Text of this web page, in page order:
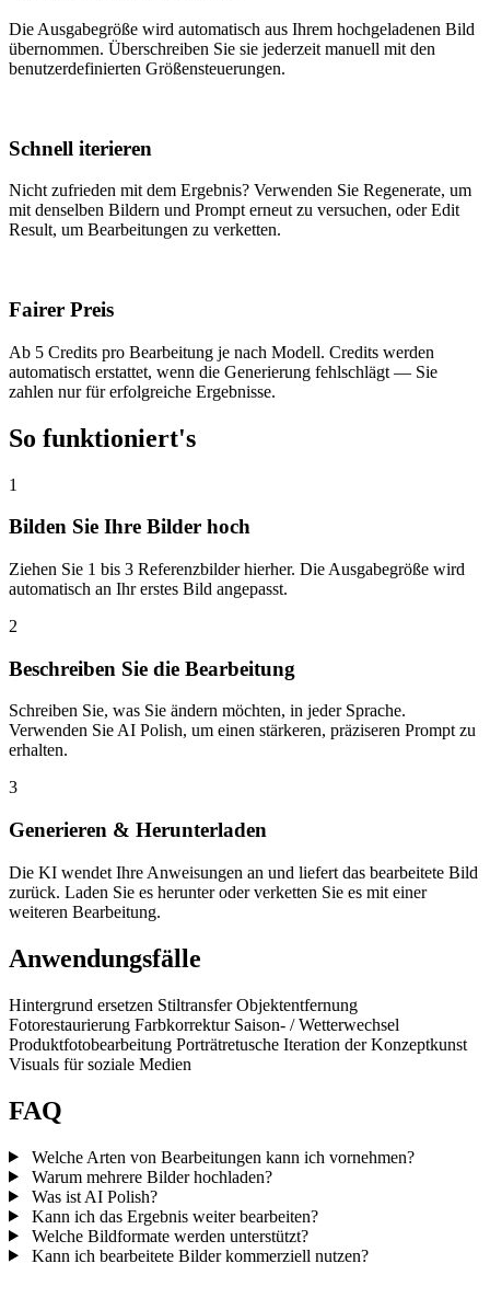
Die Ausgabegröße wird automatisch aus Ihrem hochgeladenen Bild
übernommen. Überschreiben Sie sie jederzeit manuell mit den
benutzerdefinierten Größensteuerungen.
Schnell iterieren
Nicht zufrieden mit dem Ergebnis? Verwenden Sie Regenerate, um
mit denselben Bildern und Prompt erneut zu versuchen, oder Edit
Result, um Bearbeitungen zu verketten.
Fairer Preis
Ab 5 Credits pro Bearbeitung je nach Modell. Credits werden
automatisch erstattet, wenn die Generierung fehlschlägt — Sie
zahlen nur für erfolgreiche Ergebnisse.
So funktioniert's
1
Bilden Sie Ihre Bilder hoch
Ziehen Sie 1 bis 3 Referenzbilder hierher. Die Ausgabegröße wird
automatisch an Ihr erstes Bild angepasst.
2
Beschreiben Sie die Bearbeitung
Schreiben Sie, was Sie ändern möchten, in jeder Sprache.
Verwenden Sie AI Polish, um einen stärkeren, präziseren Prompt zu
erhalten.
3
Generieren & Herunterladen
Die KI wendet Ihre Anweisungen an und liefert das bearbeitete Bild
zurück. Laden Sie es herunter oder verketten Sie es mit einer
weiteren Bearbeitung.
Anwendungsfälle
Hintergrund ersetzen StiltransferObjektentfernung
Fotorestaurierung Farbkorrektur Saison- / Wetterwechsel
Produktfotobearbeitung Porträtretusche Iteration der Konzeptkunst
Visuals für soziale Medien
FAQ
Welche Arten von Bearbeitungen kann ich vornehmen?
Warum mehrere Bilder hochladen?
Was ist AI Polish?
Kann ich das Ergebnis weiter bearbeiten?
Welche Bildformate werden unterstützt?
Kann ich bearbeitete Bilder kommerziell nutzen?